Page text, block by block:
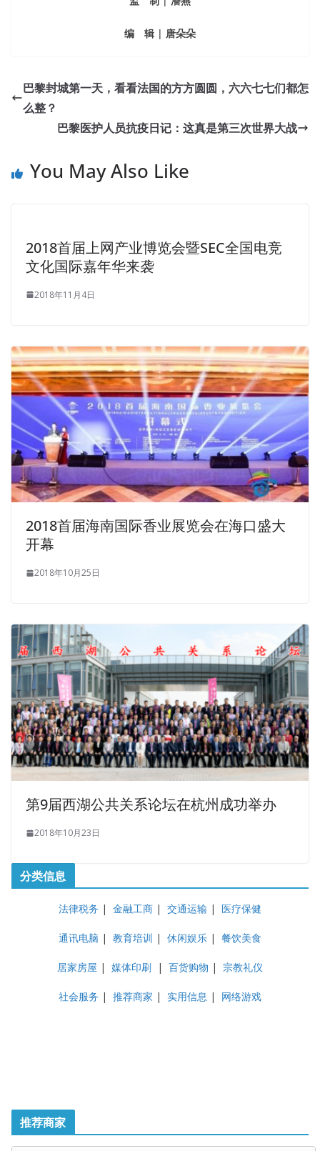
编 辑 | 唐朵朵
巴黎封城第一天，看看法国的方方圆圆，六六七七们都怎
么整？
巴黎医护人员抗疫日记：这真是第三次世界大战
You May Also Like
2018首届上网产业博览会暨SEC全国电竞
文化国际嘉年华来袭
2018年11月4日
2018首届海南国际香业展览会在海口盛大
开幕
2018年10月25日
第9届西湖公共关系论坛在杭州成功举办
2018年10月23日
分类信息
法律税务 | 金融工商 | 交通运输 | 医疗保健
通讯电脑 | 教育培训 | 休闲娱乐 | 餐饮美食
居家房屋 | 媒体印刷 | 百货购物 | 宗教礼仪
社会服务 | 推荐商家 | 实用信息 | 网络游戏
推荐商家